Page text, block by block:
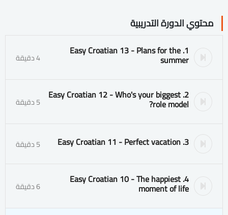
محتوي الدورة التدريبية
1. Easy Croatian 13 - Plans for the
summer 4 دقيقة
2. Easy Croatian 12 - Who's your biggest
role model? 5 دقيقة
3. Easy Croatian 11 - Perfect vacation 5 دقيقة
4. Easy Croatian 10 - The happiest
moment of life 6 دقيقة